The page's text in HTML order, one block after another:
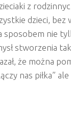
z
dzieci,
sposobem nie
stworzenia
że można
nas piłka”